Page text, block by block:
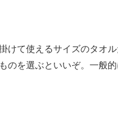
けて使えるサイズのタオ
のを選ぶといいぞ。一般